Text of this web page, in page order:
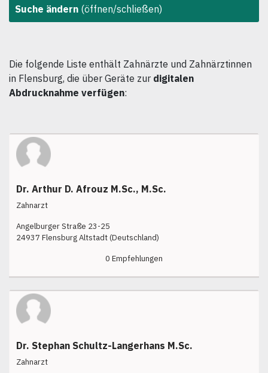
Suche ändern (öffnen/schließen)
Die folgende Liste enthält Zahnärzte und Zahnärztinnen
in Flensburg, die über Geräte zur digitalen
Abdrucknahme verfügen:
Dr. Arthur D. Afrouz M.Sc., M.Sc.
Zahnarzt
Angelburger Straße 23-25
24937 Flensburg Altstadt (Deutschland)
0 Empfehlungen
Dr. Stephan Schultz-Langerhans M.Sc.
Zahnarzt